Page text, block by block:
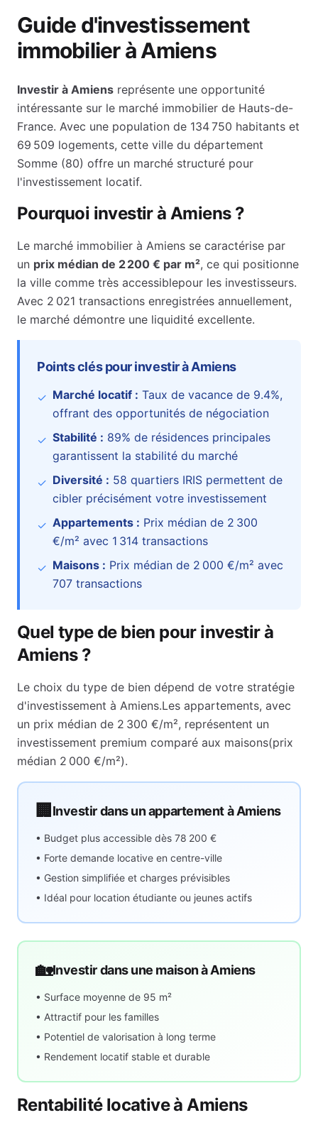
Guide d'investissement
immobilier àAmiens
Investir à Amiens représente une opportunité
intéressante sur le marché immobilier de Hauts-de-
France. Avec une population de 134 750 habitants et
69 509 logements, cette ville du département
Somme (80) offre un marché structuré pour
l'investissement locatif.
Pourquoi investir à Amiens?
Le marché immobilier à Amiens se caractérise par
un prix médian de 2 200 € par m², ce qui positionne
la ville comme très accessiblepour les investisseurs.
Avec 2 021 transactions enregistrées annuellement,
le marché démontre une liquidité excellente.
Points clés pour investir àAmiens
✓ Marché locatif : Taux de vacance de 9.4%,
offrant des opportunités de négociation
✓ Stabilité : 89% de résidences principales
garantissent la stabilité du marché
✓ Diversité : 58 quartiers IRIS permettent de
cibler précisément votre investissement
✓ Appartements : Prix médian de 2 300
€/m² avec 1 314 transactions
✓ Maisons : Prix médian de 2 000 €/m² avec
707 transactions
Quel type de bien pour investir à
Amiens?
Le choix du type de bien dépend de votre stratégie
d'investissement à Amiens.Les appartements, avec
un prix médian de 2 300 €/m², représentent un
investissement premium comparé aux maisons(prix
médian 2 000 €/m²).
🏢 Investir dans un appartement àAmiens
• Budget plus accessible dès 78 200 €
• Forte demande locative en centre-ville
• Gestion simplifiée et charges prévisibles
• Idéal pour location étudiante ou jeunes actifs
🏡Investir dans une maison àAmiens
• Surface moyenne de 95 m²
• Attractif pour les familles
• Potentiel de valorisation à long terme
• Rendement locatif stable et durable
Rentabilité locative àAmiens